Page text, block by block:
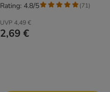
UVP 4,49 €
2,69 €
Rating: 4.8/5 (71)